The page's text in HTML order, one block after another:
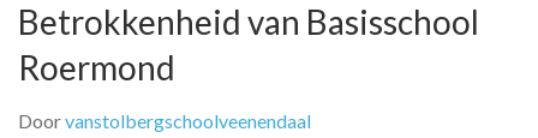
Betrokkenheid van Basisschool
Roermond
Doorvanstolbergschoolveenendaal